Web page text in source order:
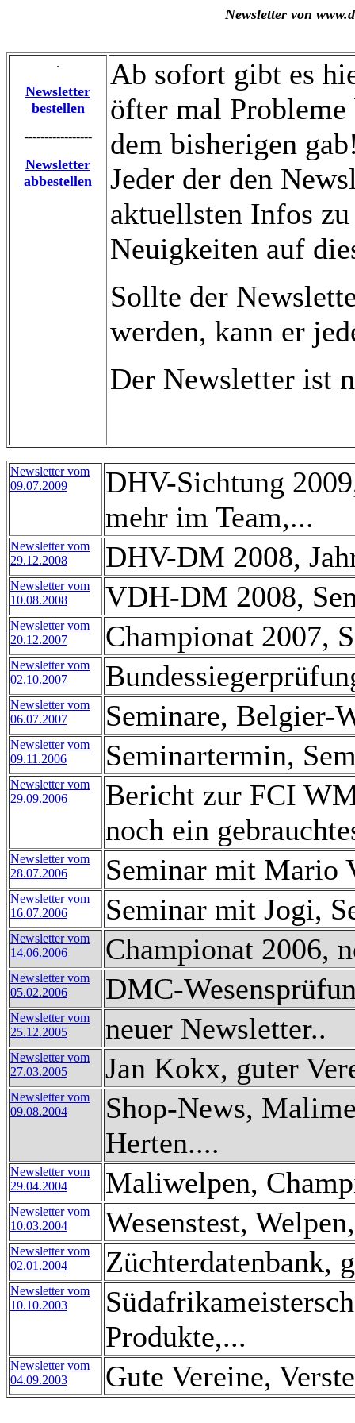
Newsletter von
.
Newsletter
bestellen
-----------------
Newsletter
abbestellen
Ab sofort gibt es
öfter mal
dem bisherigen
Jeder der den
aktuellsten Infos
Neuigkeiten auf
Sollte der
werden, kann er
Der Newsletter ist
Newsletter vom
09.07.2009
DHV-Sichtung
mehr im Team,...
Newsletter vom
29.12.2008
DHV-DM 2008,
Newsletter vom
10.08.2008
VDH-DM 2008,
Newsletter vom
20.12.2007
Championat 2007,
Newsletter vom
02.10.2007
Newsletter vom
06.07.2007
Seminare, Belgier-
Newsletter vom
09.11.2006
Seminartermin,
Newsletter vom
29.09.2006
Bericht zur FCI
noch ein
Newsletter vom
28.07.2006
Seminar mit Mario
Newsletter vom
16.07.2006
Seminar mit Jogi,
Newsletter vom
14.06.2006
Championat 2006,
Newsletter vom
05.02.2006
DMC-
Newsletter vom
25.12.2005
neuer Newsletter..
Newsletter vom
27.03.2005
Jan Kokx, guter
Newsletter vom
09.08.2004
Shop-News,
Herten....
Newsletter vom
29.04.2004
Maliwelpen,
Newsletter vom
10.03.2004
Wesenstest,
Newsletter vom
02.01.2004
Züchterdatenbank,
Newsletter vom
10.10.2003
Produkte,...
Newsletter vom
04.09.2003
Gute Vereine,